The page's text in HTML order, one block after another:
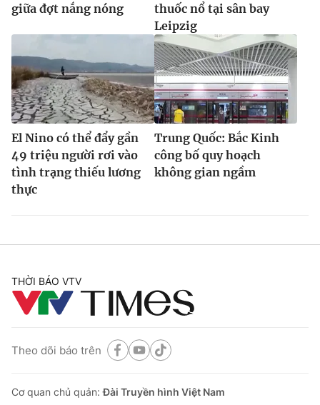
giữa đợt nắng nóng
thuốc nổ tại sân bay
Leipzig
El Nino có thể đẩy gần
49 triệu người rơi vào
tình trạng thiếu lương
thực
Trung Quốc: Bắc Kinh
công bố quy hoạch
không gian ngầm
THỜI BÁO VTV
Theo dõi báo trên
Cơ quan chủ quản:Đài Truyền hình Việt Nam